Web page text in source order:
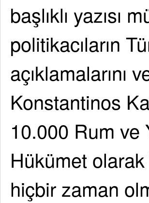
başlıklı yazısı
politikacıların
açıklamalarını
Konstantinos
10.000 Rum ve
Hükümet olarak
hiçbir zaman